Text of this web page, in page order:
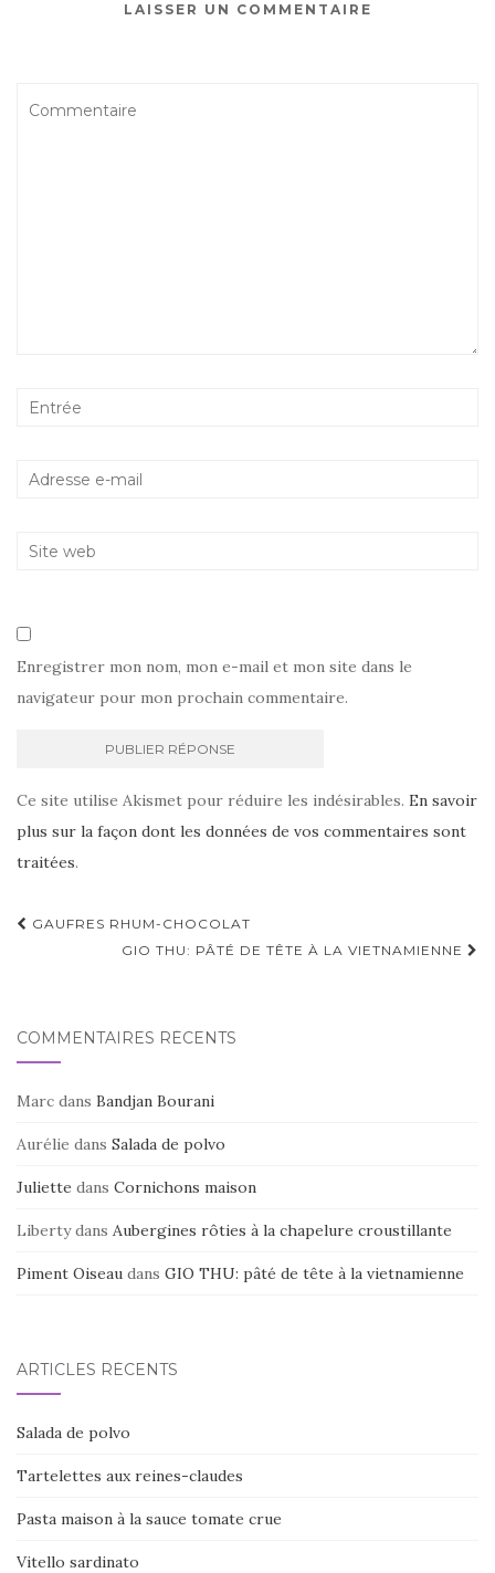
LAISSER UN COMMENTAIRE
Enregistrer mon nom, mon e-mail et mon site dans le
navigateur pour mon prochain commentaire.
Ce site utilise Akismet pour réduire les indésirables. En savoir
plus sur la façon dont les données de vos commentaires sont
traitées.
Navigation
d'article
GAUFRES RHUM-CHOCOLAT
GIO THU: PÂTÉ DE TÊTE À LA VIETNAMIENNE
COMMENTAIRES RÉCENTS
Marc dans Bandjan Bourani
Aurélie dans Salada de polvo
Juliette dans Cornichons maison
Libertydans Aubergines rôties à la chapelure croustillante
Piment Oiseau dans GIO THU: pâté de tête à la vietnamienne
ARTICLES RÉCENTS
Salada de polvo
Tartelettes aux reines-claudes
Pasta maison à la sauce tomate crue
Vitello sardinato